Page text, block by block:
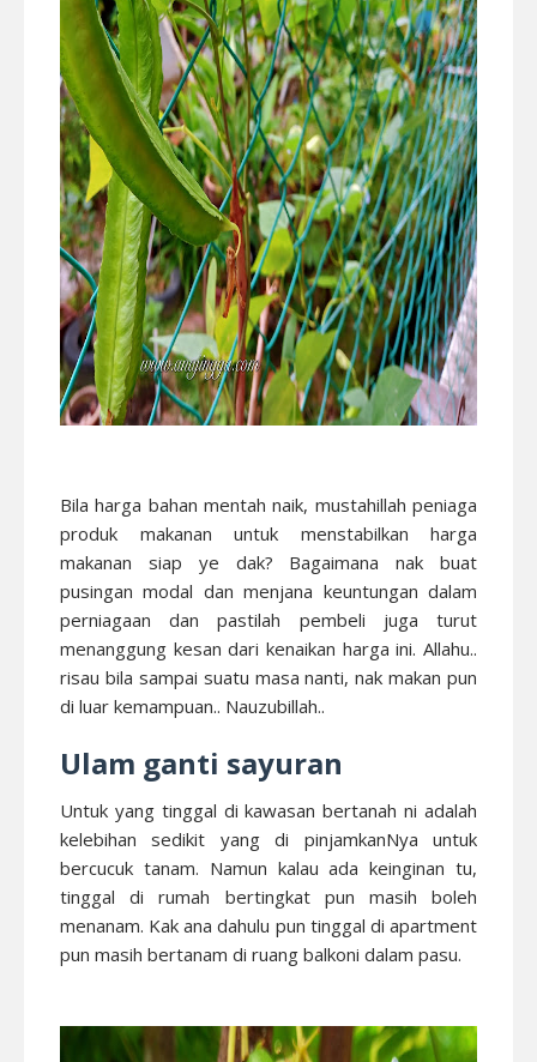
Bila harga bahan mentah naik, mustahillah peniaga
produk makanan untuk menstabilkan harga
makanan siap ye dak? Bagaimana nak buat
pusingan modal dan menjana keuntungan dalam
perniagaan dan pastilah pembeli juga turut
menanggung kesan dari kenaikan harga ini. Allahu..
risau bila sampai suatu masa nanti, nak makan pun
di luar kemampuan.. Nauzubillah..
Ulam ganti sayuran
Untuk yang tinggal di kawasan bertanah ni adalah
kelebihan sedikit yang di pinjamkanNya untuk
bercucuk tanam. Namun kalau ada keinginan tu,
tinggal di rumah bertingkat pun masih boleh
menanam. Kak ana dahulu pun tinggal di apartment
pun masih bertanam di ruang balkoni dalam pasu.